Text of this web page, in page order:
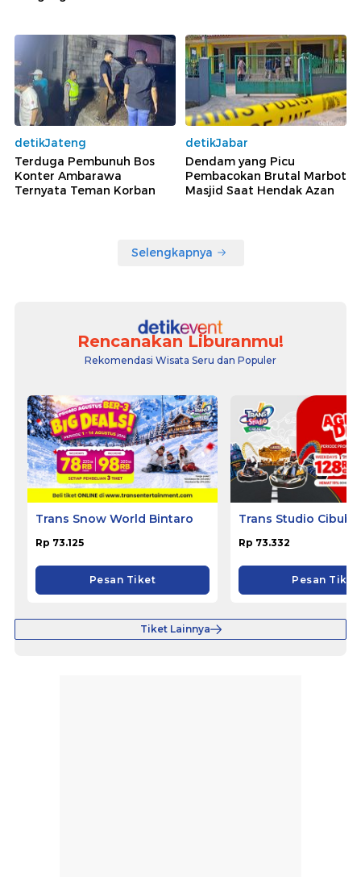
detikJateng
Terduga Pembunuh Bos
Konter Ambarawa
Ternyata Teman Korban
detikJabar
Dendam yang Picu
Pembacokan Brutal Marbot
Masjid Saat Hendak Azan
Selengkapnya
Rencanakan Liburanmu!
Rekomendasi Wisata Seru dan Populer
Trans Snow World Bintaro
Rp 73.125
Pesan Tiket
Trans Studio
Rp 73.332
Pesan Tiket
Tiket Lainnya